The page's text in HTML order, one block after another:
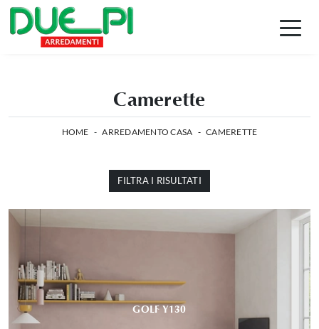
Camerette
HOME - ARREDAMENTO CASA - CAMERETTE
FILTRA I RISULTATI
GOLF Y130